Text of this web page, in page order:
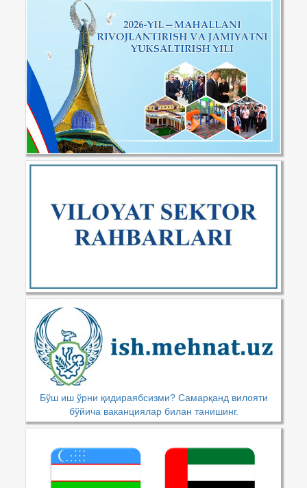
Бўш иш ўрни қидираябсизми? Самарқанд вилояти
бўйича ваканциялар билан танишинг.